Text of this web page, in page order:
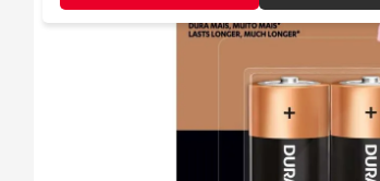
8.
10.